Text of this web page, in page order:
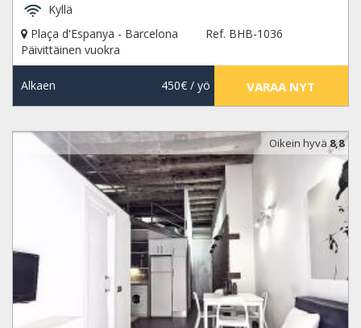
Kyllä
Plaça d'Espanya - Barcelona
Ref. BHB-1036
Päivittäinen vuokra
Alkaen 450€/ yö VARAA NYT
Oikein hyvä8,8